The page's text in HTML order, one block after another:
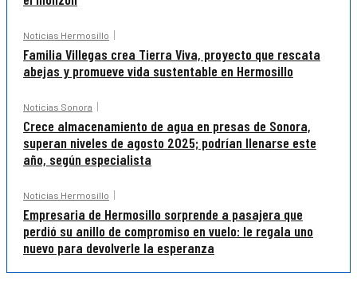
Noticias Hermosillo
Familia Villegas crea Tierra Viva, proyecto que rescata
abejas y promueve vida sustentable en Hermosillo
Noticias Sonora
Crece almacenamiento de agua en presas de Sonora,
superan niveles de agosto 2025; podrían llenarse este
año, según especialista
Noticias Hermosillo
Empresaria de Hermosillo sorprende a pasajera que
perdió su anillo de compromiso en vuelo: le regala uno
nuevo para devolverle la esperanza